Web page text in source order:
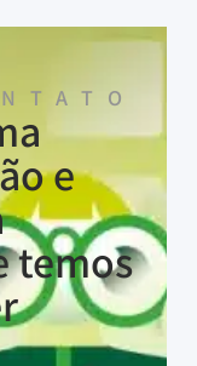
e
temos